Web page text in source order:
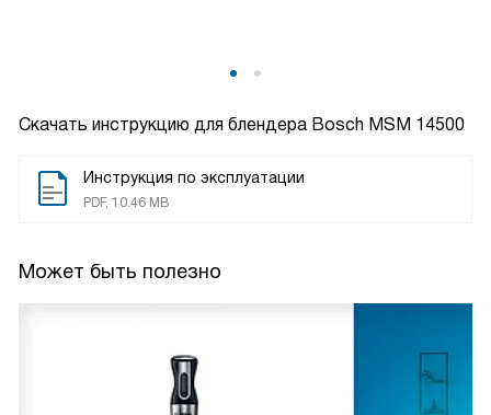
Скачать инструкцию для блендера Bosch MSM 14500
Инструкция по эксплуатации
PDF, 10.46 MB
Может быть полезно